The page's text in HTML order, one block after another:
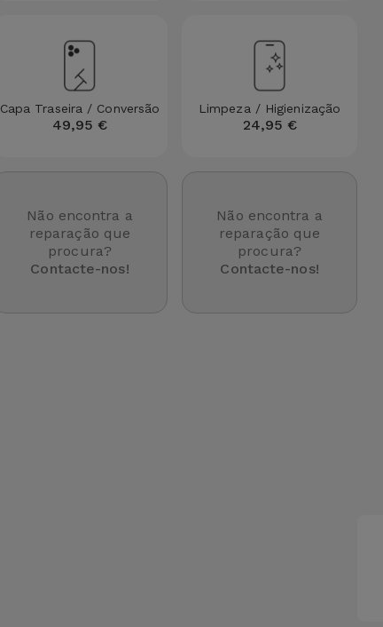
Capa Traseira / Conversão
49,95 €
Limpeza / Higienização
24,95 €
Não encontra a
reparação que
procura?
Contacte-nos!
Não encontra a
reparação que
procura?
Contacte-nos!